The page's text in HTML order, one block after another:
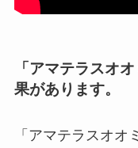
「アマテラスオ
果があります。
「アマテラスオ